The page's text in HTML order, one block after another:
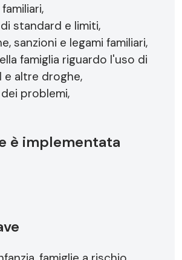
standard e limiti,
sanzioni e legami familiari,
famiglia riguardo l'uso di
e altre droghe,
problemi,
è implementata